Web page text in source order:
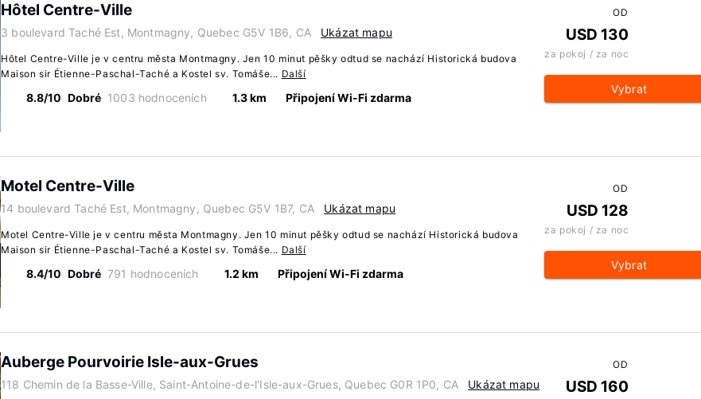
Hôtel Centre-Ville
3 boulevard Taché Est, Montmagny, Quebec G5V 1B6, CA Ukázat mapu
Hôtel Centre-Ville je v centru města Montmagny. Jen 10 minut pěšky odtud se nachází Historická budova
Maison sir Étienne-Paschal-Taché a Kostel sv. Tomáše... Další
8.8/10 Dobré 1003 hodnoceních 1.3 km Připojení Wi-Fi zdarma
OD
USD 130
za pokoj / za noc
Vybrat
Motel Centre-Ville
14 boulevard Taché Est, Montmagny, Quebec G5V 1B7, CA Ukázat mapu
Motel Centre-Ville je v centru města Montmagny. Jen 10 minut pěšky odtud se nachází Historická budova
Maison sir Étienne-Paschal-Taché a Kostel sv. Tomáše... Další
8.4/10 Dobré 791 hodnoceních 1.2 km Připojení Wi-Fi zdarma
OD
USD 128
za pokoj / za noc
Vybrat
Auberge Pourvoirie Isle-aux-Grues
118 Chemin de la Basse-Ville, Saint-Antoine-de-l'Isle-aux-Grues, Quebec G0R 1P0, CA Ukázat mapu
OD
USD 160